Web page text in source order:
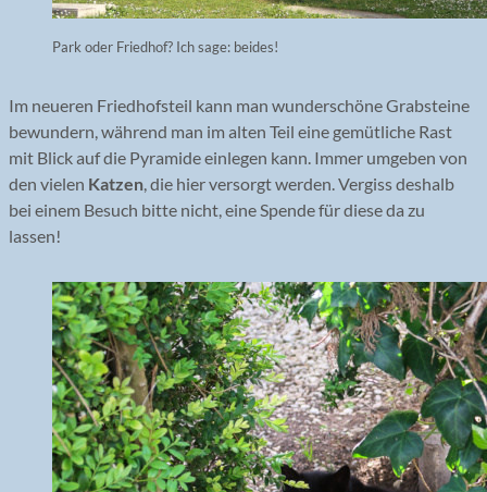
Park oder Friedhof? Ich sage: beides!
Im neueren Friedhofsteil kann man wunderschöne Grabsteine
bewundern, während man im alten Teil eine gemütliche Rast
mit Blick auf die Pyramide einlegen kann. Immer umgeben von
den vielen Katzen , die hier versorgt werden. Vergiss deshalb
bei einem Besuch bitte nicht, eine Spende für diese da zu
lassen!